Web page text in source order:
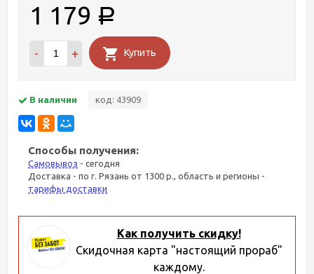
1 179 Р
- + Купить
В наличии код: 43909
Способы получения:
Самовывоз - сегодня
Доставка - по г. Рязань от 1300 р., область и регионы -
тарифы доставки
Как получить скидку!
Скидочная карта "настоящий прораб"
каждому.